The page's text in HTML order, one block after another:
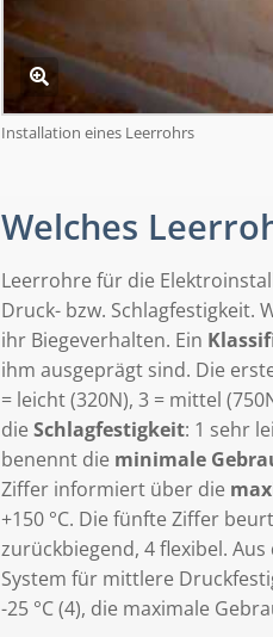
Installation eines Leerrohrs
Welches
Leerrohre für die
Druck- bzw.
ihr Biegeverhalten. Ein
ihm ausgeprägt sind. Die
= leicht (320N), 3 = mittel
die Schlagfestigkeit: 1 sehr
benennt die minimale
Ziffer informiert über die
+150 °C. Die fünfte Ziffer
zurückbiegend, 4 flexibel.
System für mittlere
-25 °C (4), die maximale